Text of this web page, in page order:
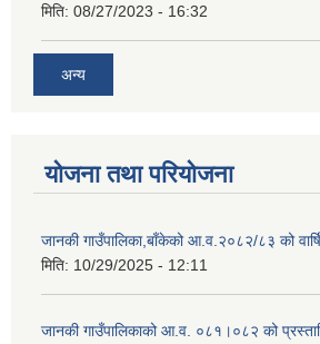
मिति: 08/27/2023 - 16:32
अन्य
योजना तथा परियोजना
जानकी गाउँपालिका,बाँकेको आ.व.२०८२/८३ को
मिति: 10/29/2025 - 12:11
जानकी गाउँपालिकाको आ.व. ०८१।०८२ को